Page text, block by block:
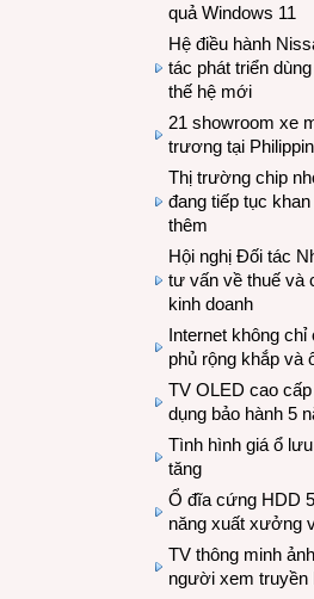
quả Windows 11
Hệ điều hành
tác phát triển
thế hệ mới
21 showroom xe
trương tại
Thị trường chip
đang tiếp tục
thêm
Hội nghị Đối tác
tư vấn về thuế và
kinh doanh
Internet không chỉ
phủ rộng khắp và
TV OLED cao
dụng bảo hành 5
Tình hình giá ổ
tăng
Ổ đĩa cứng HDD
năng xuất xưởng
TV thông minh
người xem truyền